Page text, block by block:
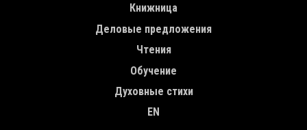
Книжница
Деловые предложения
Чтения
Обучение
Духовные стихи
EN